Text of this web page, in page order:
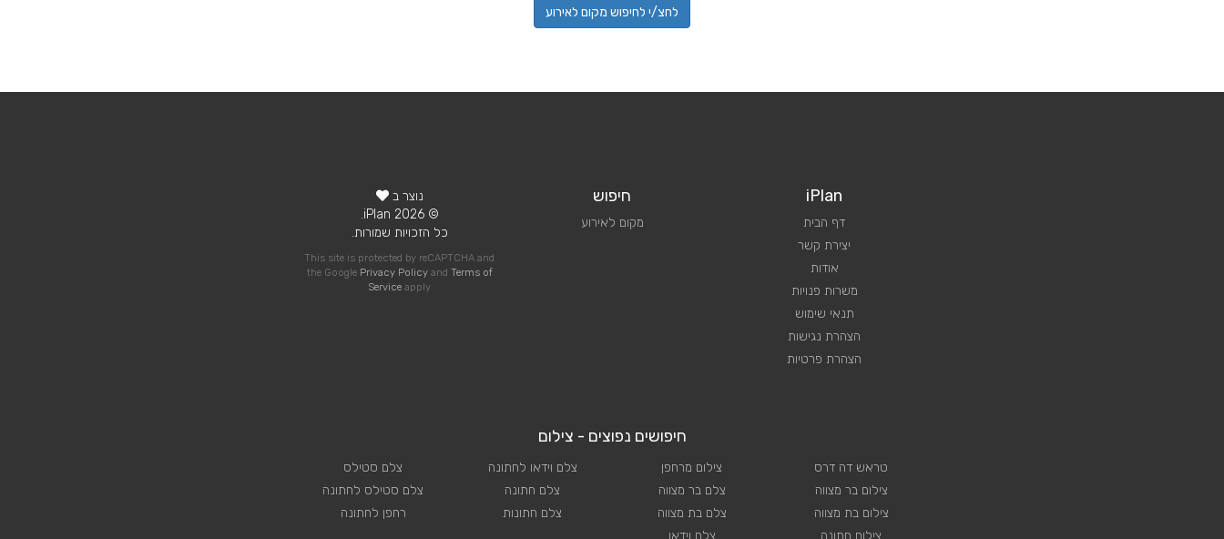
לחצ/י לחיפוש מקום לאירוע
iPlan
דף הבית
יצירת קשר
אודות
משרות פנויות
תנאי שימוש
הצהרת נגישות
הצהרת פרטיות
חיפוש
מקום לאירוע
נוצר ב
© 2026 iPlan.
כל הזכויות שמורות.
This site is protected by reCAPTCHA and
the Google Privacy Policyand Terms of
Service apply
חיפושים נפוצים - צילום
טראש דה דרס
צילום בר מצווה
צילום בת מצווה
צילום חתונה
צילום מרחפן
צלם בר מצווה
צלם בת מצווה
צלם וידאו
צלם וידאו לחתונה
צלם חתונה
צלם חתונות
צלם סטילס
צלם סטילס לחתונה
רחפן לחתונה